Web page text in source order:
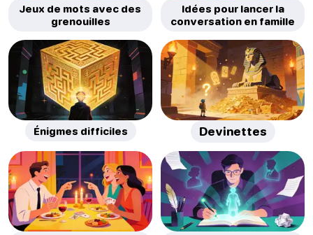
Jeux de mots avec des
grenouilles
Idées pour lancer la
conversation en famille
Énigmes difficiles Devinettes